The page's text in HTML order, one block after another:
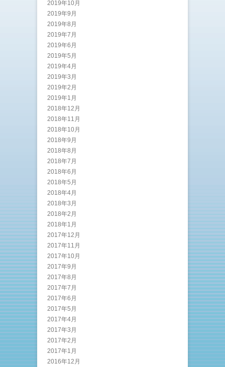
2019年10月
2019年9月
2019年8月
2019年7月
2019年6月
2019年5月
2019年4月
2019年3月
2019年2月
2019年1月
2018年12月
2018年11月
2018年10月
2018年9月
2018年8月
2018年7月
2018年6月
2018年5月
2018年4月
2018年3月
2018年2月
2018年1月
2017年12月
2017年11月
2017年10月
2017年9月
2017年8月
2017年7月
2017年6月
2017年5月
2017年4月
2017年3月
2017年2月
2017年1月
2016年12月